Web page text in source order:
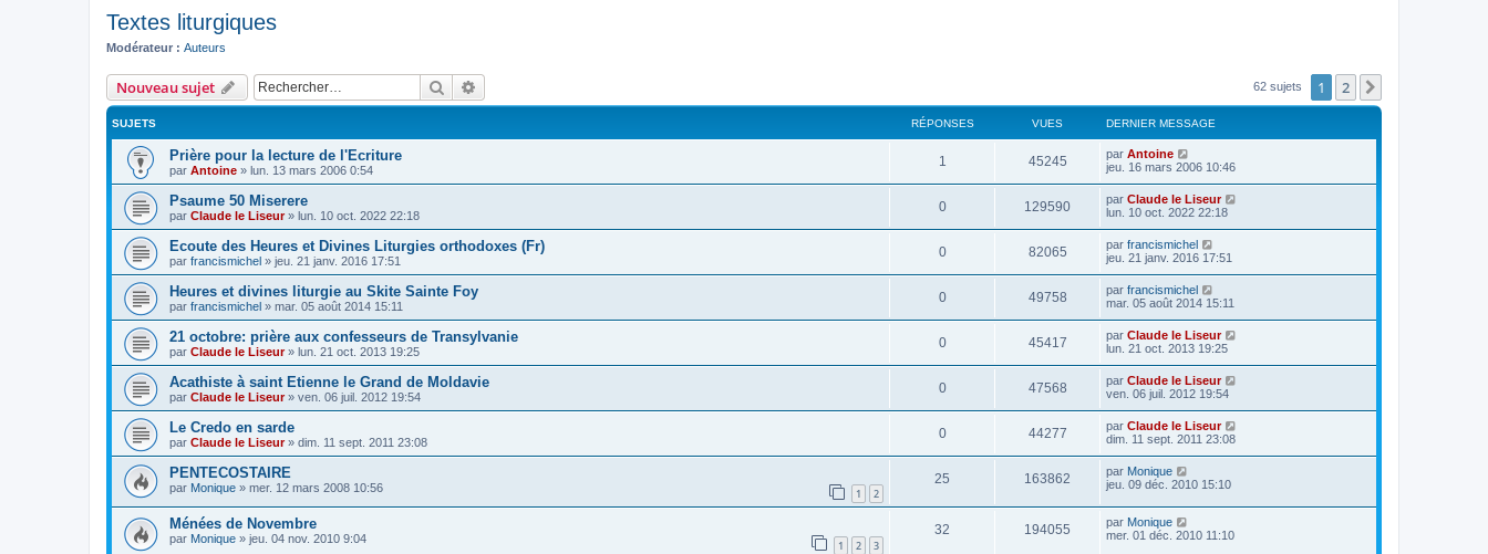
Textes liturgiques
Modérateur : Auteurs
Nouveau sujet Rechercher 62 sujets 1 2
SUJETS RÉPONSES VUES DERNIER MESSAGE
Prière pour la lecture de l'Ecriture
par Antoine » lun. 13 mars 2006 0:54
1 45245 par Antoine
jeu. 16 mars 2006 10:46
Psaume 50 Miserere
par Claude le Liseur» lun. 10 oct. 2022 22:18
0 129590 par Claude le Liseur
lun. 10 oct. 2022 22:18
Ecoute des Heures et Divines Liturgies orthodoxes (Fr)
par francismichel » jeu. 21 janv. 2016 17:51
0 82065 par francismichel
jeu. 21 janv. 2016 17:51
Heures et divines liturgie au Skite Sainte Foy
par francismichel » mar. 05 août 2014 15:11
0 49758 par francismichel
mar. 05 août 2014 15:11
21 octobre: prière aux confesseurs de Transylvanie
par Claude le Liseur» lun. 21 oct. 2013 19:25
0 45417 par Claude le Liseur
lun. 21 oct. 2013 19:25
Acathiste à saint Etienne le Grand de Moldavie
par Claude le Liseur» ven. 06 juil. 2012 19:54
0 47568 par Claude le Liseur
ven. 06 juil. 2012 19:54
Le Credo en sarde
par Claude le Liseur» dim. 11 sept. 2011 23:08
0 44277 par Claude le Liseur
dim. 11 sept. 2011 23:08
PENTECOSTAIRE
par Monique » mer. 12 mars 2008 10:56 1 2
25 163862 par Monique
jeu. 09 déc. 2010 15:10
Ménées de Novembre
par Monique » jeu. 04 nov. 2010 9:04 1 2 3
32 194055 par Monique
mer. 01 déc. 2010 11:10